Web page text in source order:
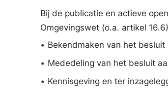
Bij de publicatie en actieve
Omgevingswet (o.a. artikel
• Bekendmaken van het
• Mededeling van het besluit
• Kennisgeving en ter